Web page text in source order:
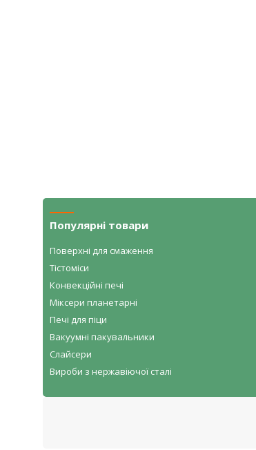
Популярні товари
Поверхні для смаження
Тістоміси
Конвекційні печі
Міксери планетарні
Печі для піци
Вакуумні пакувальники
Слайсери
Вироби з нержавіючої сталі